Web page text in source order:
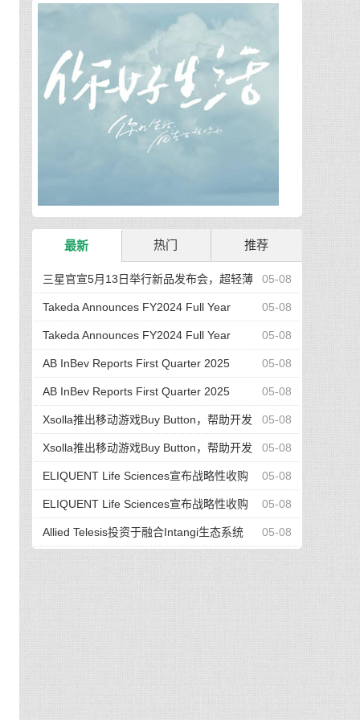
最新 热门 推荐
05-08
三星官宣5月13日举行新品发布会，超轻薄
Galaxy S25 Edge发布 05-08
Takeda Announces FY2024 Full Year
Results and FY2025 Outlook Reflecting Growth
& Launch Products
05-08
Takeda Announces FY2024 Full Year
Results and FY2025 Outlook Reflecting Growth
& Launch Products
05-08
AB InBev Reports First Quarter 2025
Results 05-08
AB InBev Reports First Quarter 2025
Results 05-08
Xsolla推出移动游戏Buy Button，帮助开发
者夺回营收主导权 05-08
Xsolla推出移动游戏Buy Button，帮助开发
者夺回营收主导权 05-08
ELIQUENT Life Sciences宣布战略性收购
Azzur Consulting——增强全方位服务的质量与合
规能力
05-08
ELIQUENT Life Sciences宣布战略性收购
Azzur Consulting——增强全方位服务的质量与合
05-08
Allied Telesis投资于融合Intangi生态系统